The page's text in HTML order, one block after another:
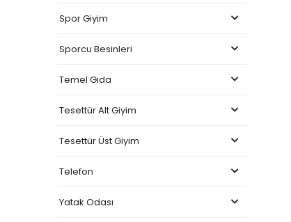
Spor Giyim
Sporcu Besinleri
Temel Gıda
Tesettür Alt Giyim
Tesettür Üst Giyim
Telefon
Yatak Odası